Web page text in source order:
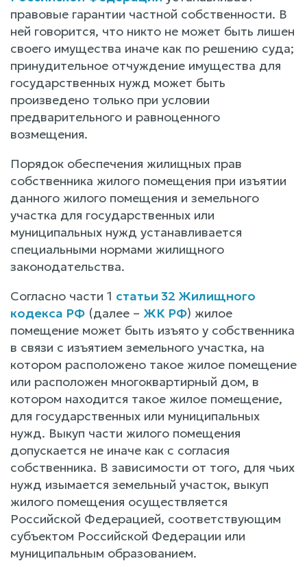
правовые гарантии частной собственности. В
ней говорится, что никто не может быть лишен
своего имущества иначе как по решению суда;
принудительное отчуждение имущества для
государственных нужд может быть
произведено только при условии
предварительного и равноценного
возмещения.
Порядок обеспечения жилищных прав
собственника жилого помещения при изъятии
данного жилого помещения и земельного
участка для государственных или
муниципальных нужд устанавливается
специальными нормами жилищного
законодательства.
Согласно части 1 статьи 32 Жилищного
кодекса РФ (далее – ЖК РФ) жилое
помещение может быть изъято у собственника
в связи с изъятием земельного участка, на
котором расположено такое жилое помещение
или расположен многоквартирный дом, в
котором находится такое жилое помещение,
для государственных или муниципальных
нужд. Выкуп части жилого помещения
допускается не иначе как с согласия
собственника. В зависимости от того, для чьих
нужд изымается земельный участок, выкуп
жилого помещения осуществляется
Российской Федерацией, соответствующим
субъектом Российской Федерации или
муниципальным образованием.